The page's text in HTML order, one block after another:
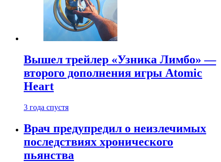
Вышел трейлер «Узника Лимбо» —
второго дополнения игры Atomic
Heart
3 года спустя
Врач предупредил о неизлечимых
последствиях хронического
пьянства